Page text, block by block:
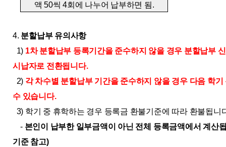
액 50씩 4회에 나누어 납부하면 됨.
4. 분할납부 유의사항
1) 1차 분할납부 등록기간을 준수하지 않을 경우 분할납부
시납자로 전환됩니다.
2) 각 차수별 분할납부 기간을 준수하지 않을 경우 다음 학
수 있습니다.
3) 학기 중 휴학하는 경우 등록금 환불기준에 따라 환불됩니
- 본인이 납부한 일부금액이 아닌 전체 등록금액에서 계산
기준 참고)